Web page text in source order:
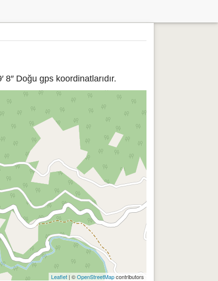
8″ Doğu gps koordinatlarıdır.
Leaflet | ©OpenStreetMapcontributors